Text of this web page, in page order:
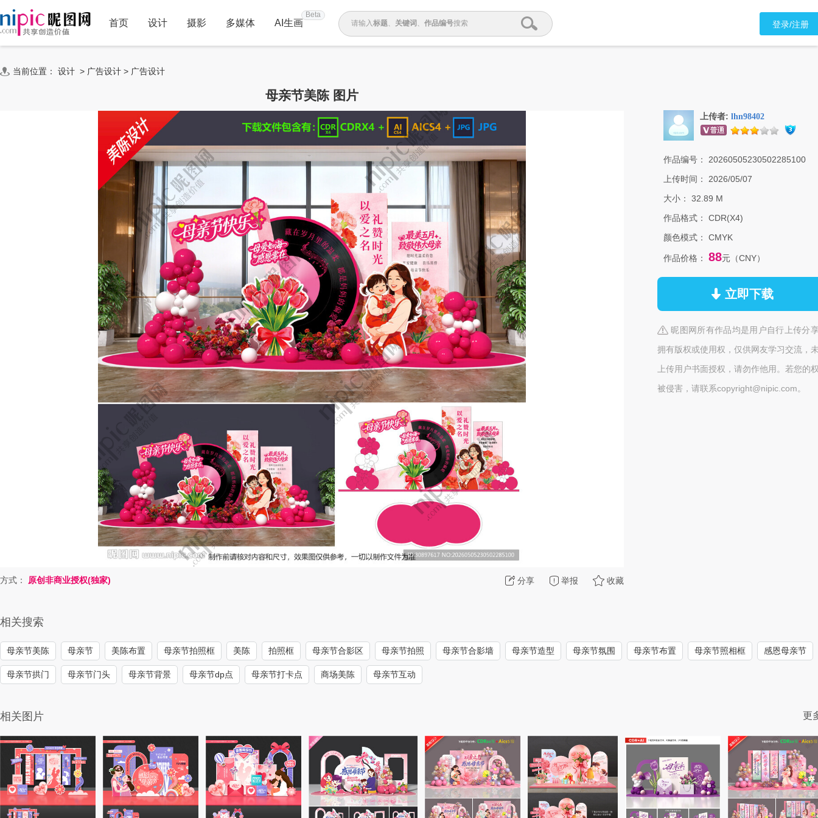
首页 设计 摄影 多媒体 AI生画
Beta
请输入标题、 关键词 、 作品编号搜索 登录/注册
当前位置： 设计 > 广告设计 > 广告设计
母亲节美陈 图片
分享 举报 收藏
方式： 原创非商业授权(独家)
上传者: lhn98402
作品编号：
20260505230502285100
上传时间：
2026/05/07
大小：
32.89 M
作品格式：
CDR(X4)
颜色模式：
CMYK
作品价格： 88元（CNY）
立即下载
昵图网所有作品均是用户自行上传分
拥有版权或使用权，仅供网友学习交流，
上传用户书面授权，请勿作他用。若您的
被侵害，请联系copyright@nipic.com。
相关搜索
母亲节美陈 母亲节 美陈布置 母亲节拍照框 美陈 拍照框 母亲节合影区 母亲节拍照 母亲节合影墙 母亲节造型 母亲节氛围 母亲节布置 母亲节照相框 感恩母亲节
母亲节拱门 母亲节门头 母亲节背景 母亲节dp点 母亲节打卡点 商场美陈 母亲节互动
相关图片 更